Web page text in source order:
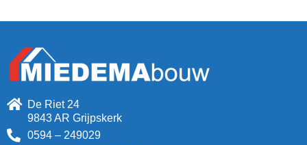
De Riet 24
9843 AR Grijpskerk
0594 – 249029